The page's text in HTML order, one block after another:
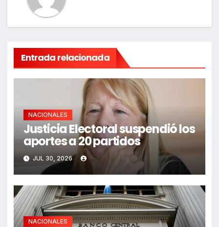
Entrada relacionada
NACIONALES
Justicia Electoral suspendió los
aportes a 20 partidos
JUL 30, 2026
NACIONALES